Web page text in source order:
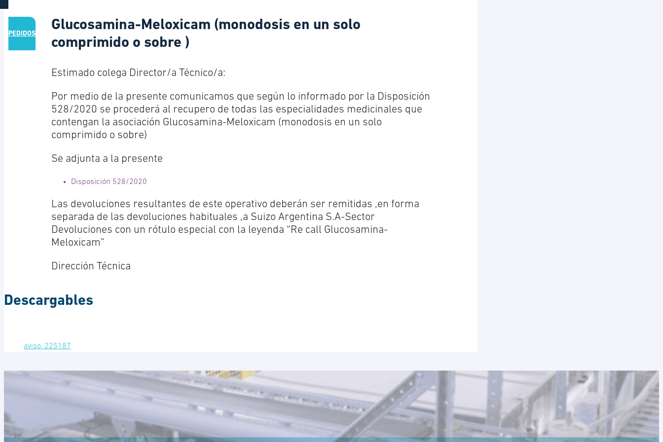
PEDIDOS
Glucosamina-Meloxicam (monodosis en un solo
comprimido o sobre )
Estimado colega Director/a Técnico/a:
Por medio de la presente comunicamos que según lo informado por la Disposición
528/2020 se procederá al recupero de todas las especialidades medicinales que
contengan la asociación Glucosamina-Meloxicam (monodosis en un solo
comprimido o sobre)
Se adjunta a la presente
Disposición 528/2020
Las devoluciones resultantes de este operativo deberán ser remitidas ,en forma
separada de las devoluciones habituales ,a Suizo Argentina S.A-Sector
Devoluciones con un rótulo especial con la leyenda “Re call Glucosamina-
Meloxicam”
Dirección Técnica
Descargables
aviso_225187